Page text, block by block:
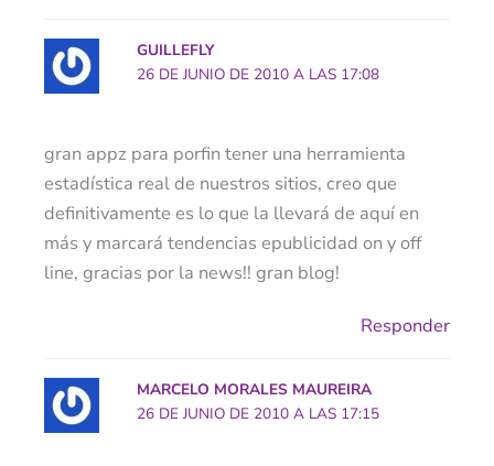
GUILLEFLY
26 DE JUNIO DE 2010 A LAS 17:08
gran appz para porfin tener una herramienta
estadística real de nuestros sitios, creo que
definitivamente es lo que la llevará de aquí en
más y marcará tendencias epublicidad on y off
line, gracias por la news!! gran blog!
Responder
MARCELO MORALES MAUREIRA
26 DE JUNIO DE 2010 A LAS 17:15